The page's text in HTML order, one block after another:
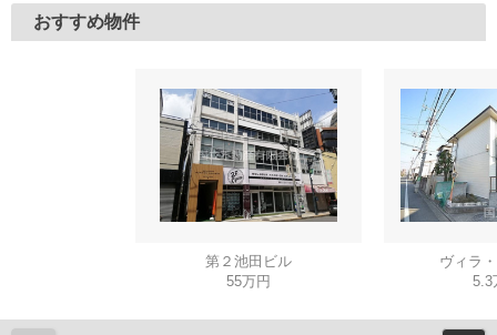
おすすめ物件
第２池田ビル
55万円
ヴィラ
5.3